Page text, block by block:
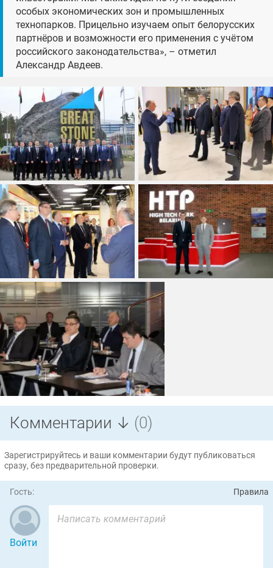
особых экономических зон и промышленных
технопарков. Прицельно изучаем опыт белорусских
партнёров и возможности его применения с учётом
российского законодательства», – отметил
Александр Авдеев.
Комментарии ↓ (0)
Зарегистрируйтесь и ваши комментарии будут публиковаться
сразу, без предварительной проверки.
Гость: Правила
Войти